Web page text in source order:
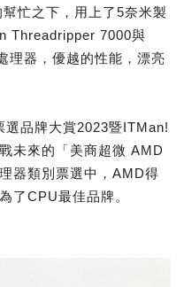
忙之下，用上了5奈米製
Threadripper 7000與
器，優越的性能，漂亮
品牌大賞2023暨ITMan!
未來的「美商超微 AMD
器類別票選中，AMD得
了CPU最佳品牌。